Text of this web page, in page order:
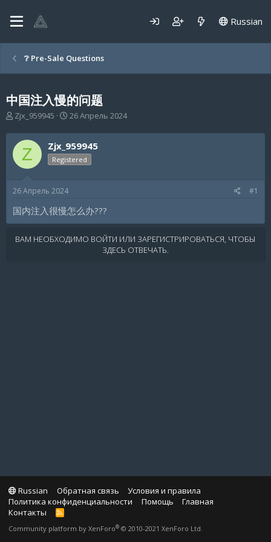
Russian
❔ Pre-Sale Questions
中国注入慢的问题
А
т
о
р
т
м
Zjx_959945
Д
т
а
н
а
26 Апрель 2024
Z Zjx_959945
Registered
26 Апрель 2024 #1
国内注入很慢怎么办???
ВАМ НЕОБХОДИМО ВОЙТИ ИЛИ ЗАРЕГИСТРИРОВАТЬСЯ, ЧТОБЫ
ЗДЕСЬ ОТВЕЧАТЬ.
Russian Обратная связь
Условия и правила
Политика конфиденциальности
Помощь
Главная
Контакты
R
S
Community platform by XenForo® © 2010-2021 XenForo Ltd.